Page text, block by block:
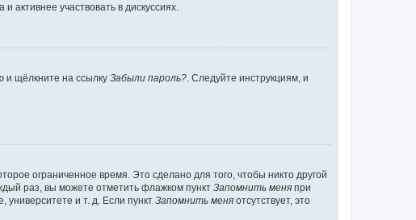
участвовать в дискуссиях.
и щёлкните на ссылку Забыли пароль? . Следуйте инструкциям, и
ограниченное время. Это сделано для того, чтобы никто другой
раз, вы можете отметить флажком пункт Запомнить меня при
и т. д. Если пункт Запомнить меня отсутствует, это